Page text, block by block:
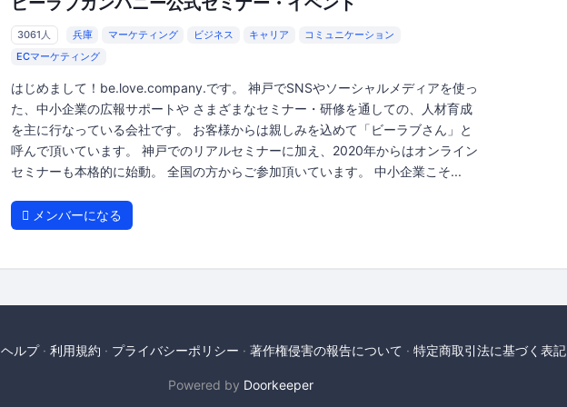
3061人 兵庫 マーケティング ビジネス キャリア
コミュニケーション
ECマーケティング
はじめまして！be.love.company.です。 神戸でSNSやソーシャルメディアを使っ
た、中小企業の広報サポートや さまざまなセミナー・研修を通しての、人材育成
を主に行なっている会社です。 お客様からは親しみを込めて「ビーラブさん」と
呼んで頂いています。 神戸でのリアルセミナーに加え、2020年からはオンライン
セミナーも本格的に始動。 全国の方からご参加頂いています。 中小企業こそ...
メンバーになる
ヘルプ 利用規約 プライバシーポリシー 著作権侵害の報告について 特定商取引法に基づく表記
Powered by Doorkeeper